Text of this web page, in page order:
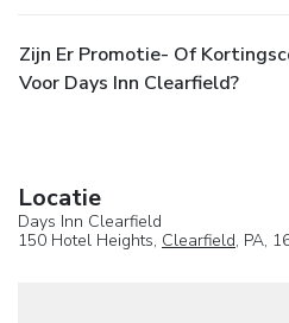
Zijn Er Promotie- Of
Voor Days Inn Clearfield?
Locatie
Days Inn Clearfield
150 Hotel Heights, Clearfield, PA,